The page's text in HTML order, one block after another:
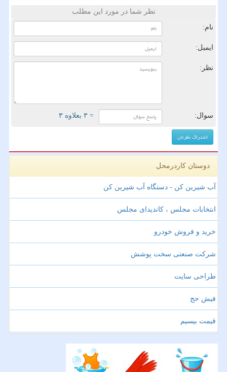
نظر شما در مورد این مطلب
نام:
ایمیل:
نظر:
سوال: = ۳ بعلاوه ۳
دوستان کاردرمحل
آب شیرین کن - دستگاه آب شیرین کن
انتخابات مجلس ، کاندیدای مجلس
خرید و فروش خودرو
شرکت صنعتی سخت پوشش
طراحی سایت
فیش حج
قیمت بیسیم